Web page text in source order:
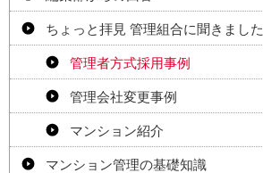
ちょっと拝見 管理組合に聞きました
管理者方式採用事例
管理会社変更事例
マンション紹介
マンション管理の基礎知識